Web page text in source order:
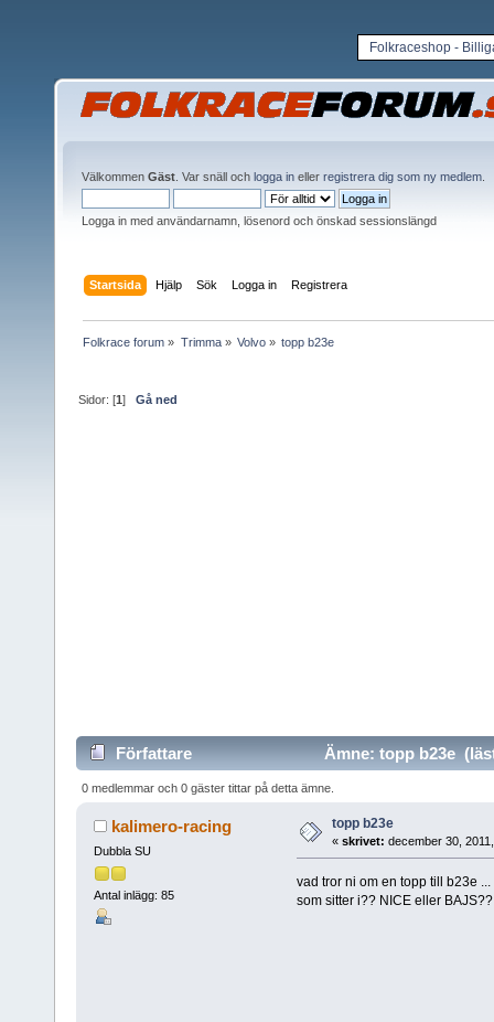
Folkraceshop -
Välkommen Gäst . Var snäll och logga in eller registrera dig som ny medlem
Logga in med användarnamn, lösenord och önskad sessionslängd
Startsida Hjälp Sök Logga in Registrera
Folkrace forum » Trimma» Volvo» topp b23e
Sidor: [1]Gå ned
Författare Ämne: topp b23e
0 medlemmar och 0 gäster tittar på detta ämne.
kalimero-racing
Dubbla SU
Antal inlägg: 85
topp b23e
« skrivet: december 30,
vad tror ni om en topp till b23e
som sitter i?? NICE eller BAJS??